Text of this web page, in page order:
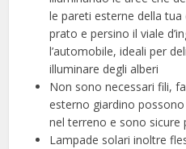
le pareti esterne della
prato e persino il viale
l’automobile, ideali per
illuminare degli alberi
Non sono necessari fili,
esterno giardino
nel terreno e sono sicure
Lampade solari inoltre